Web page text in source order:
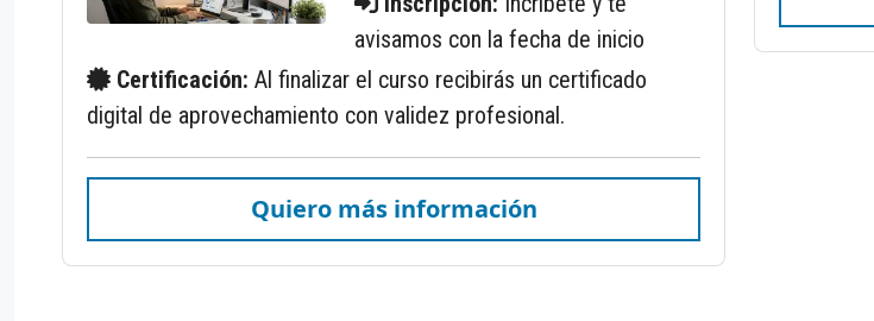
avisamos con la fecha de inicio
Certificación: Al finalizar el curso recibirás un certificado
digital de aprovechamiento con validez profesional.
Quiero más información